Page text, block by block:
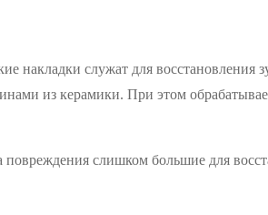
накладки служат для
из керамики. При этом
слишком большие для